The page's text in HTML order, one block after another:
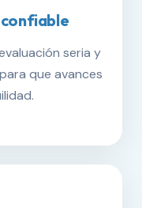
seria y
que avances